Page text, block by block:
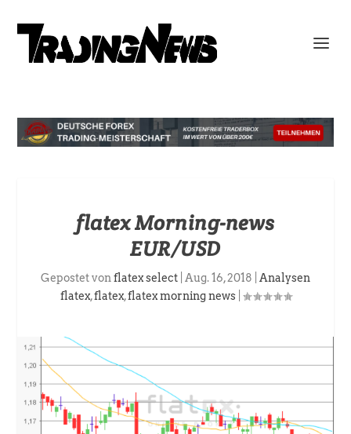
flatex Morning-news
EUR/USD
Gepostet vonflatex select Aug. 16, 2018
Analysen
flatex,flatex,flatex morning news|